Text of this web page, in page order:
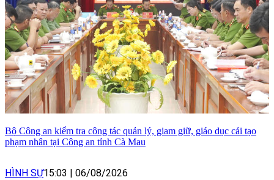
Bộ Công an kiểm tra công tác quản lý, giam giữ, giáo dục cải tạo
phạm nhân tại Công an tỉnh Cà Mau
HÌNH SỰ15:03 06/08/2026